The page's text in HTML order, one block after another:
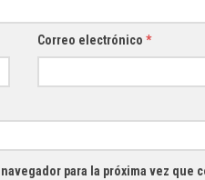
Correo electrónico *
para la próxima vez que